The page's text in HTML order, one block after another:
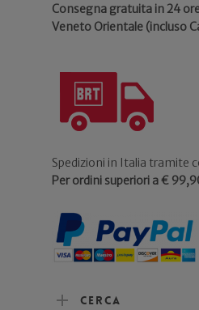
Consegna gratuita in 24
Veneto Orientale (incluso
Spedizioni in Italia tramite
Per ordini superiori a €
Cerca